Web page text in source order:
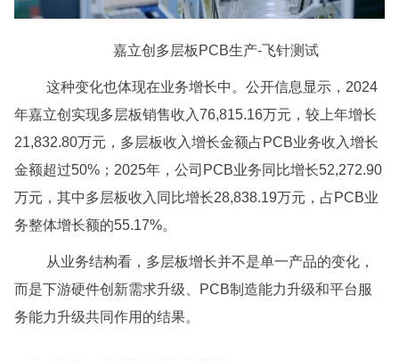
嘉立创多层板PCB生产-飞针测试
这种变化也体现在业务增长中。公开信息显示，2024
年嘉立创实现多层板销售收入76,815.16万元，较上年增长
21,832.80万元，多层板收入增长金额占PCB业务收入增长
金额超过50%；2025年，公司PCB业务同比增长52,272.90
万元，其中多层板收入同比增长28,838.19万元，占PCB业
务整体增长额的55.17%。
从业务结构看，多层板增长并不是单一产品的变化，
而是下游硬件创新需求升级、PCB制造能力升级和平台服
务能力升级共同作用的结果。